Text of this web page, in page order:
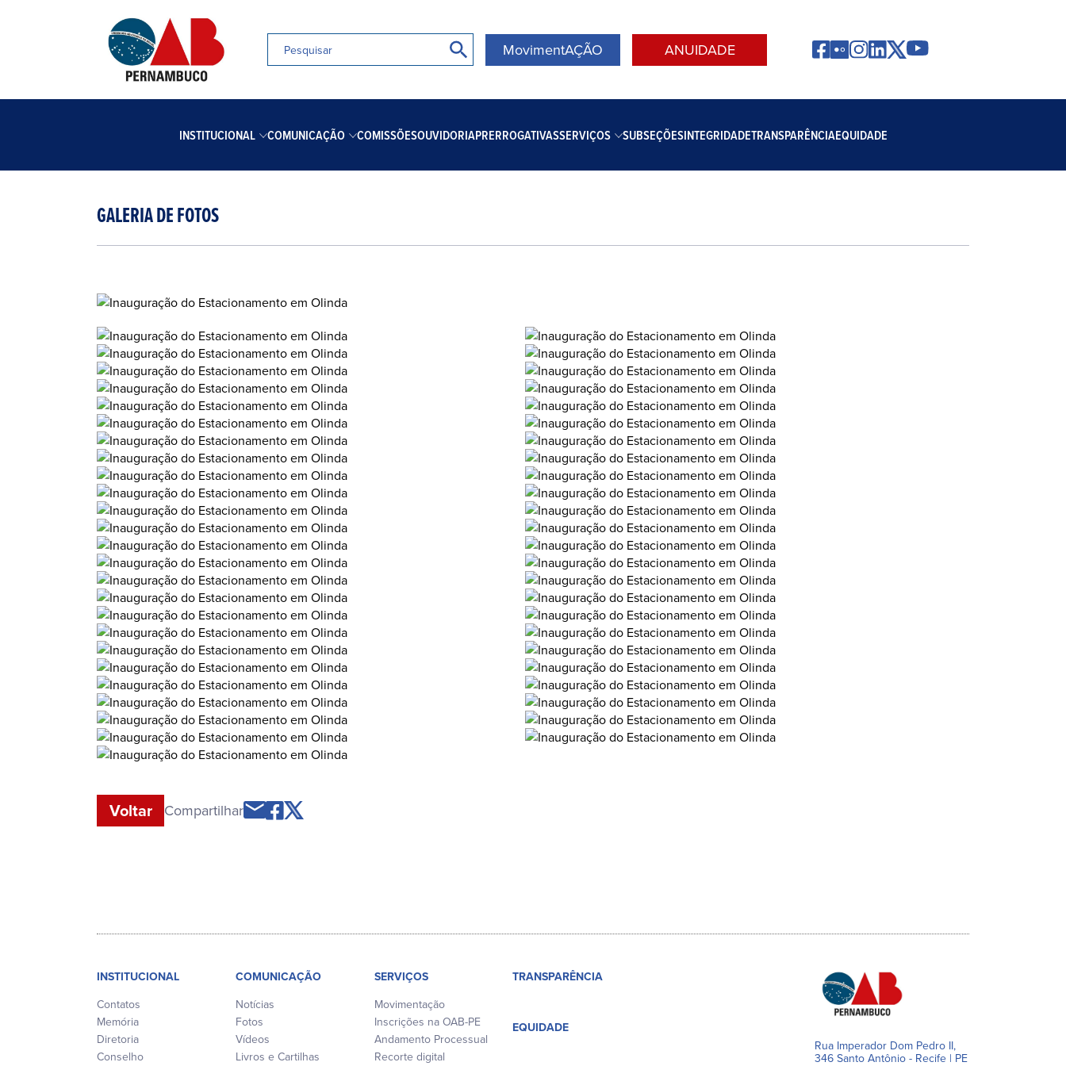
MovimentAÇÃO ANUIDADE
INSTITUCIONAL COMUNICAÇÃO COMISSÕESOUVIDORIAPRERROGATIVASSERVIÇOS SUBSEÇÕESINTEGRIDADETRANSPARÊNCIAEQUIDADE
GALERIA DE FOTOS
Voltar Compartilhar
INSTITUCIONAL
Contatos
Memória
Diretoria
Conselho
COMUNICAÇÃO
Notícias
Fotos
Vídeos
Livros e Cartilhas
SERVIÇOS
Movimentação
Inscrições na OAB-PE
Andamento Processual
Recorte digital
TRANSPARÊNCIA
EQUIDADE
Rua Imperador Dom Pedro II,
346 Santo Antônio - Recife | PE